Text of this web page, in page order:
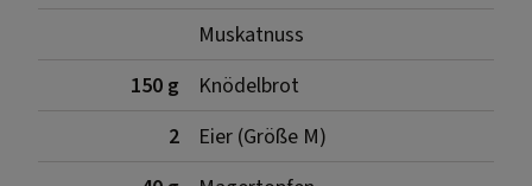
Muskatnuss
150 g
Knödelbrot
2
Eier (Größe M)